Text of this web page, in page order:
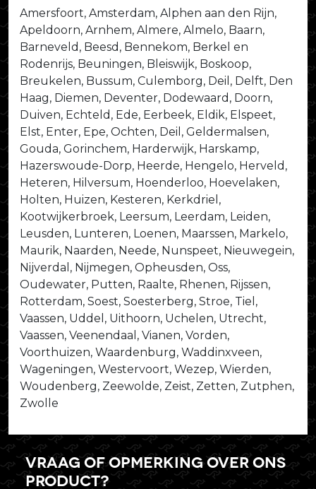
Amersfoort, Amsterdam, Alphen aan den Rijn,
Apeldoorn, Arnhem, Almere, Almelo, Baarn,
Barneveld, Beesd, Bennekom, Berkel en
Rodenrijs, Beuningen, Bleiswijk, Boskoop,
Breukelen, Bussum, Culemborg, Deil, Delft, Den
Haag, Diemen, Deventer, Dodewaard, Doorn,
Duiven, Echteld, Ede, Eerbeek, Eldik, Elspeet,
Elst, Enter, Epe, Ochten, Deil, Geldermalsen,
Gouda, Gorinchem, Harderwijk, Harskamp,
Hazerswoude-Dorp, Heerde, Hengelo, Herveld,
Heteren, Hilversum, Hoenderloo, Hoevelaken,
Holten, Huizen, Kesteren, Kerkdriel,
Kootwijkerbroek, Leersum, Leerdam, Leiden,
Leusden, Lunteren, Loenen, Maarssen, Markelo,
Maurik, Naarden, Neede, Nunspeet, Nieuwegein,
Nijverdal, Nijmegen, Opheusden, Oss,
Oudewater, Putten, Raalte, Rhenen, Rijssen,
Rotterdam, Soest, Soesterberg, Stroe, Tiel,
Vaassen, Uddel, Uithoorn, Uchelen, Utrecht,
Vaassen, Veenendaal, Vianen, Vorden,
Voorthuizen, Waardenburg, Waddinxveen,
Wageningen, Westervoort, Wezep, Wierden,
Woudenberg, Zeewolde, Zeist, Zetten, Zutphen,
Zwolle
Vraag of opmerking over ons
product?